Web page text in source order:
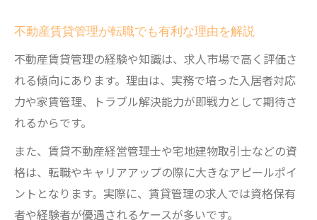
不動産賃貸管理が転職でも有利な理由を解説
不動産賃貸管理の経験や知識は、求人市場で高く評価さ
れる傾向にあります。理由は、実務で培った入居者対応
力や家賃管理、トラブル解決能力が即戦力として期待さ
れるからです。
また、賃貸不動産経営管理士や宅地建物取引士などの資
格は、転職やキャリアアップの際に大きなアピールポイ
ントとなります。実際に、賃貸管理の求人では資格保有
者や経験者が優遇されるケースが多いです。